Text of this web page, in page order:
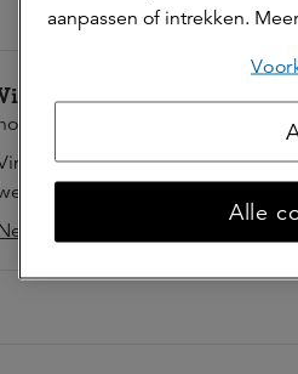
Khandekar
Research & Intelligence
is verantwoordelijk voor de
als researcher voor de
contact op
aanpassen of intrekken.
Alle